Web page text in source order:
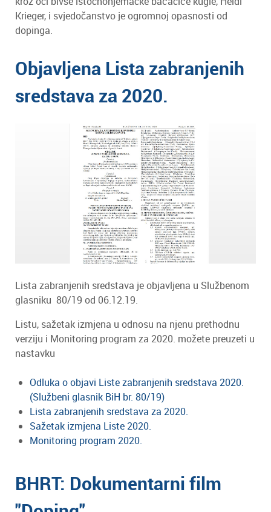
Krieger, i svjedočanstvo je ogromnoj opasnosti od
dopinga.
Objavljena Lista zabranjenih
sredstava za 2020.
Lista zabranjenih sredstava je objavljena u Službenom
glasniku 80/19 od 06.12.19.
Listu, sažetak izmjena u odnosu na njenu prethodnu
verziju i Monitoring program za 2020. možete preuzeti u
nastavku
Odluka o objavi Liste zabranjenih sredstava 2020.
(Službeni glasnik BiH br. 80/19)
Lista zabranjenih sredstava za 2020.
Sažetak izmjena Liste 2020.
Monitoring program 2020.
BHRT: Dokumentarni film